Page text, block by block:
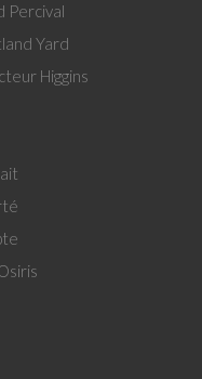
Percival
Yard
Higgins